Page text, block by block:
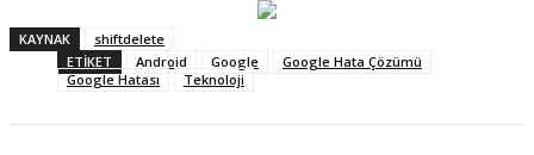
KAYNAK
shiftdelete
ETIKET
Android Google
Google Hata Çözümü
Google Hatası
Teknoloji